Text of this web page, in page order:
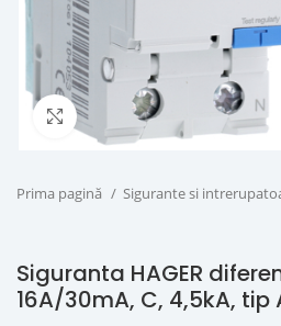
Click to enlarge
Prima pagină Sigurante si
Siguranta HAGER
16A/30mA, C, 4,5kA, tip